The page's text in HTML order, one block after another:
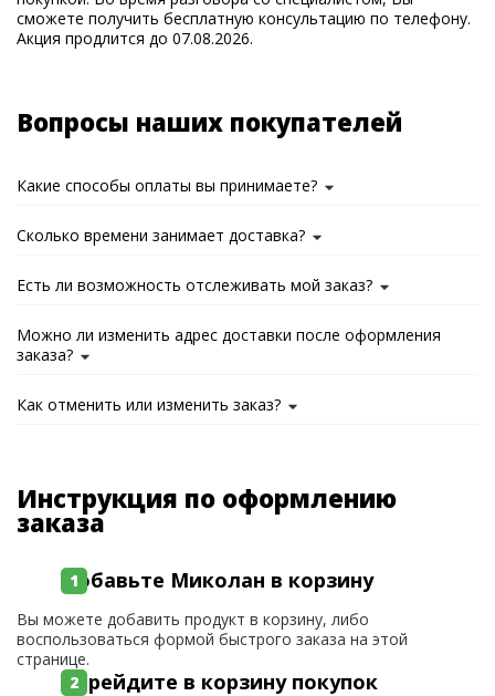
сможете получить бесплатную консультацию по телефону.
Акция продлится до 07.08.2026.
Вопросы наших покупателей
Какие способы оплаты вы принимаете?
Сколько времени занимает доставка?
Есть ли возможность отслеживать мой заказ?
Можно ли изменить адрес доставки после оформления
заказа?
Как отменить или изменить заказ?
Инструкция по оформлению
заказа
Добавьте Миколан в корзину
Вы можете добавить продукт в корзину, либо
воспользоваться формой быстрого заказа на этой
странице.
Перейдите в корзину покупок